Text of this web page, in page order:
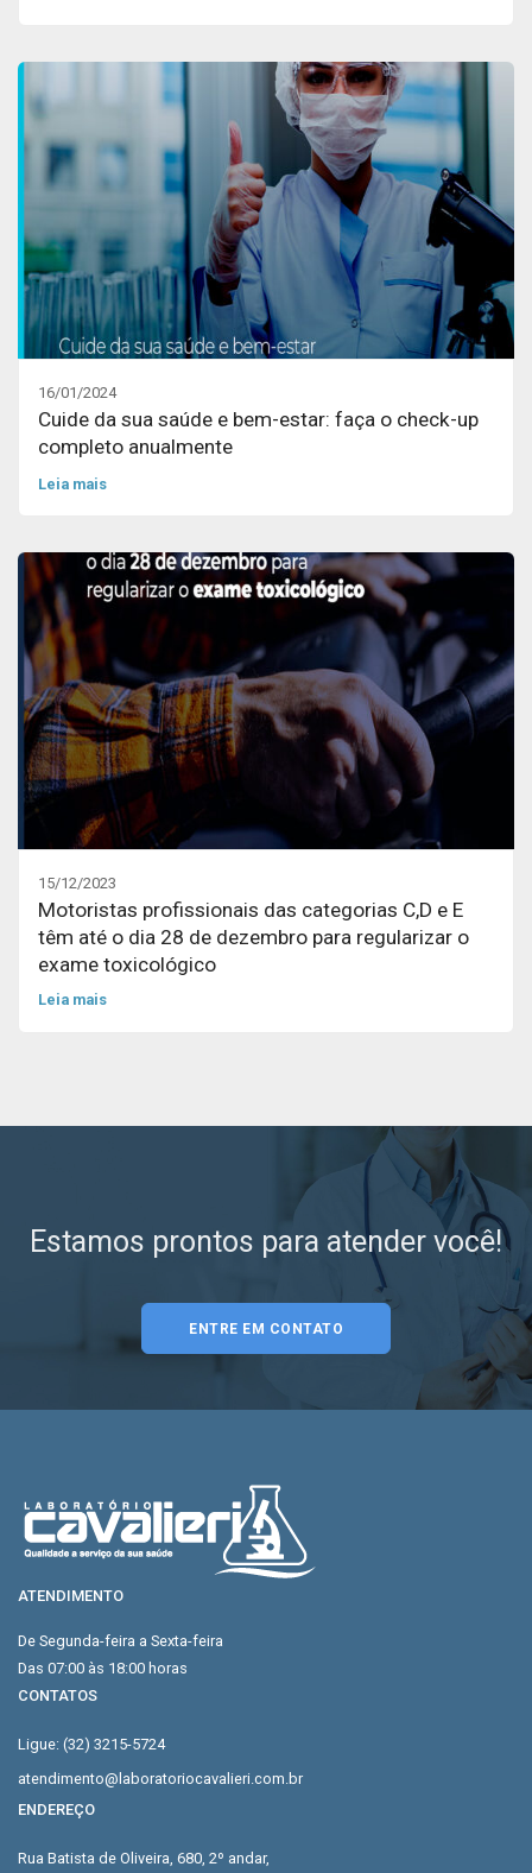
16/01/2024
Cuide da sua saúde e bem-estar: faça o check-up
completo anualmente
Leia mais
15/12/2023
Motoristas profissionais das categorias C,D e E
têm até o dia 28 de dezembro para regularizar o
exame toxicológico
Leia mais
Estamos prontos para atender você!
ENTRE EM CONTATO
ATENDIMENTO
De Segunda-feira a Sexta-feira
Das 07:00 às 18:00 horas
CONTATOS
Ligue: (32) 3215-5724
atendimento@laboratoriocavalieri.com.br
ENDEREÇO
Rua Batista de Oliveira, 680, 2º andar,